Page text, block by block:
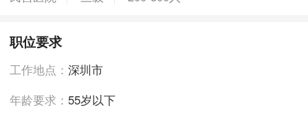
职位要求
工作地点：深圳市
年龄要求：55岁以下